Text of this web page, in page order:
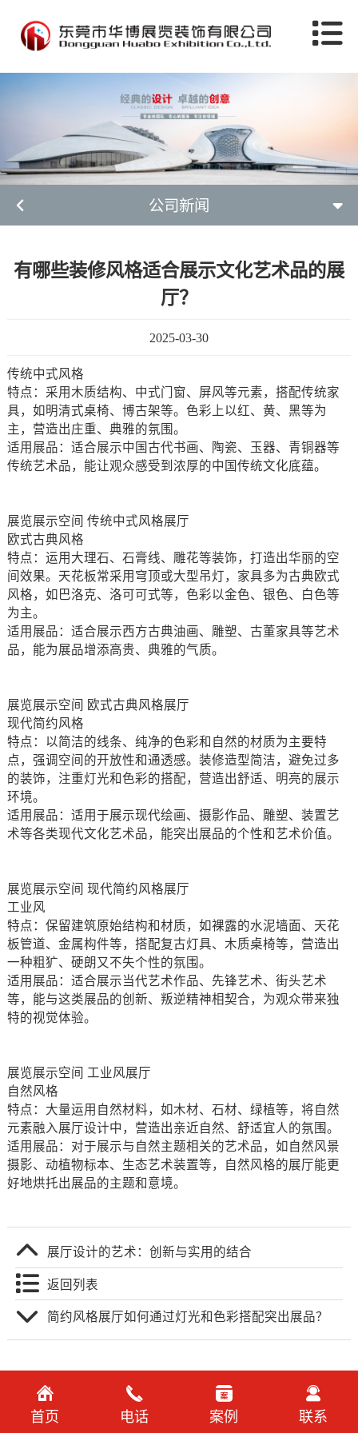
公司新闻
有哪些装修风格适合展示文化艺术品的展
厅？
2025-03-30
传统中式风格
特点：采用木质结构、中式门窗、屏风等元素，搭配传统家
具，如明清式桌椅、博古架等。色彩上以红、黄、黑等为
主，营造出庄重、典雅的氛围。
适用展品：适合展示中国古代书画、陶瓷、玉器、青铜器等
传统艺术品，能让观众感受到浓厚的中国传统文化底蕴。
展览展示空间 传统中式风格展厅
欧式古典风格
特点：运用大理石、石膏线、雕花等装饰，打造出华丽的空
间效果。天花板常采用穹顶或大型吊灯，家具多为古典欧式
风格，如巴洛克、洛可可式等，色彩以金色、银色、白色等
为主。
适用展品：适合展示西方古典油画、雕塑、古董家具等艺术
品，能为展品增添高贵、典雅的气质。
展览展示空间 欧式古典风格展厅
现代简约风格
特点：以简洁的线条、纯净的色彩和自然的材质为主要特
点，强调空间的开放性和通透感。装修造型简洁，避免过多
的装饰，注重灯光和色彩的搭配，营造出舒适、明亮的展示
环境。
适用展品：适用于展示现代绘画、摄影作品、雕塑、装置艺
术等各类现代文化艺术品，能突出展品的个性和艺术价值。
展览展示空间 现代简约风格展厅
工业风
特点：保留建筑原始结构和材质，如裸露的水泥墙面、天花
板管道、金属构件等，搭配复古灯具、木质桌椅等，营造出
一种粗犷、硬朗又不失个性的氛围。
适用展品：适合展示当代艺术作品、先锋艺术、街头艺术
等，能与这类展品的创新、叛逆精神相契合，为观众带来独
特的视觉体验。
展览展示空间 工业风展厅
自然风格
特点：大量运用自然材料，如木材、石材、绿植等，将自然
元素融入展厅设计中，营造出亲近自然、舒适宜人的氛围。
适用展品：对于展示与自然主题相关的艺术品，如自然风景
摄影、动植物标本、生态艺术装置等，自然风格的展厅能更
好地烘托出展品的主题和意境。
展厅设计的艺术：创新与实用的结合
返回列表
简约风格展厅如何通过灯光和色彩搭配突出展品？
首页 电话 案例 联系